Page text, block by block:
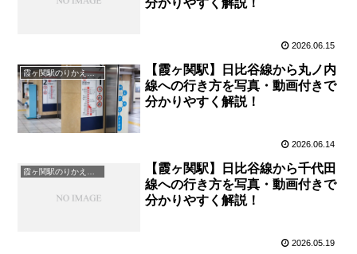
分かりやすく解説！
2026.06.15
霞ヶ関駅のりかえ案内
【霞ヶ関駅】日比谷線から丸ノ内
線への行き方を写真・動画付きで
分かりやすく解説！
2026.06.14
【霞ヶ関駅】日比谷線から千代田
線への行き方を写真・動画付きで
分かりやすく解説！
2026.05.19